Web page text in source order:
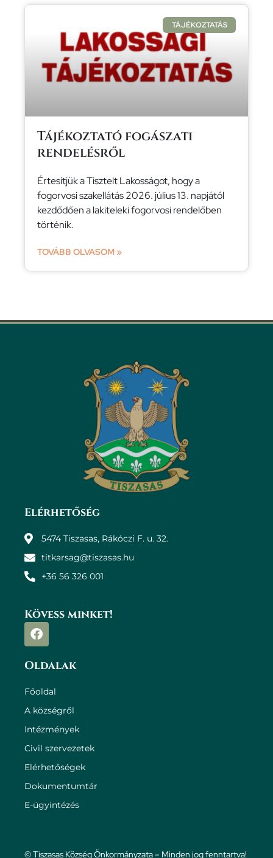
TÁJÉKOZTATÁS
Tájékoztató fogászati
rendelésről
Értesítjük a Tisztelt Lakosságot, hogy a
fogorvosi szakellátás 2026. július 13. napjától
kezdődően a lakiteleki fogorvosi rendelőben
történik.
TOVÁBB OLVASOM »
Elérhetőség
5474 Tiszasas, Rákóczi F. u. 32.
titkarsag@tiszasas.hu
+36 56 326 001
Kövess minket!
Oldalak
Főoldal
A községről
Intézmények
Civil szervezetek
Elérhetőségek
Dokumentumtár
E-ügyintézés
© Tiszasas Község Önkormányzata – Minden jog fenntartva!